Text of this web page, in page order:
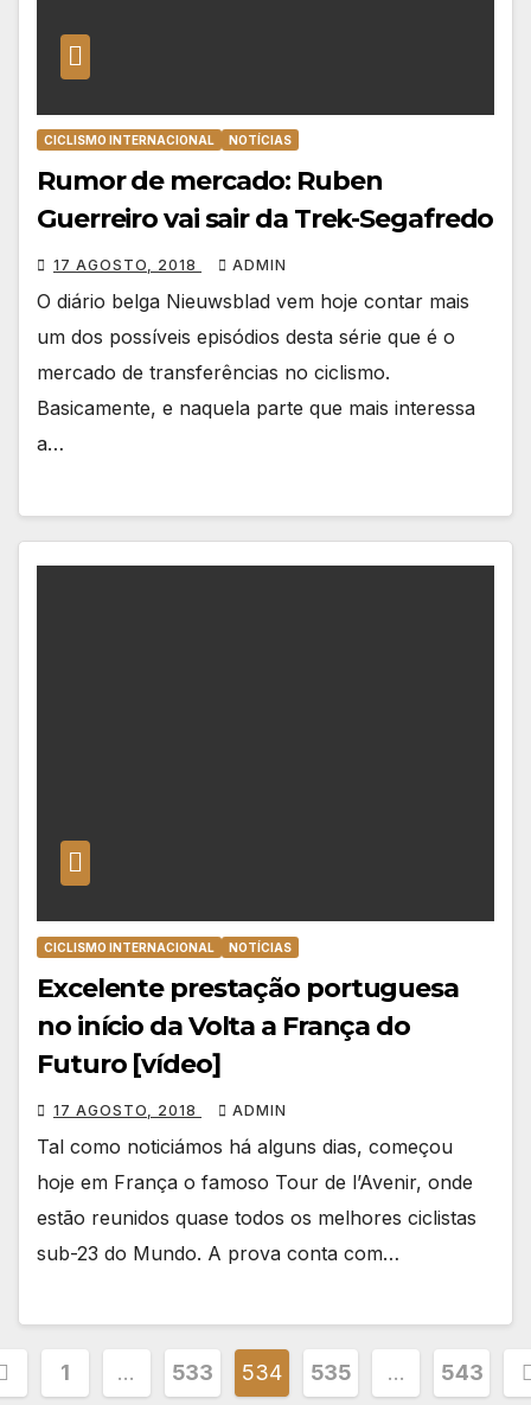
CICLISMO INTERNACIONAL NOTÍCIAS
Rumor de mercado: Ruben
Guerreiro vai sair da Trek-Segafredo
17 AGOSTO, 2018 ADMIN
O diário belga Nieuwsblad vem hoje contar mais
um dos possíveis episódios desta série que é o
mercado de transferências no ciclismo.
Basicamente, e naquela parte que mais interessa
a…
CICLISMO INTERNACIONAL NOTÍCIAS
Excelente prestação portuguesa
no início da Volta a França do
Futuro [vídeo]
17 AGOSTO, 2018 ADMIN
Tal como noticiámos há alguns dias, começou
hoje em França o famoso Tour de l’Avenir, onde
estão reunidos quase todos os melhores ciclistas
sub-23 do Mundo. A prova conta com…
1 … 533 534 535 … 543